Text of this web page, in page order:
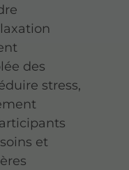
des
stress,
et